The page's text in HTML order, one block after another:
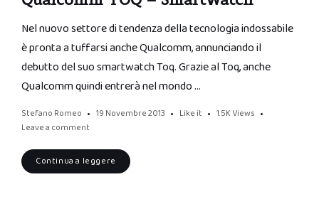
Nel nuovo settore di tendenza della tecnologia indossabile
è pronta a tuffarsi anche Qualcomm, annunciando il
debutto del suo smartwatch Toq. Grazie al Toq, anche
Qualcomm quindi entrerà nel mondo …
Stefano Romeo 19 Novembre 2013 Like it 1.5K Views
Leave a comment
Continua a leggere